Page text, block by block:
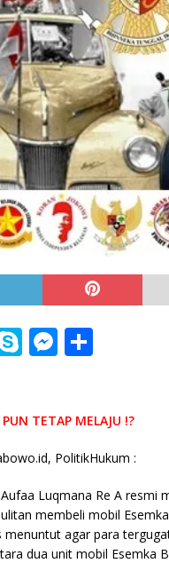
“RELAWAN
“KAMI AKAN MUSNAHKAN
S
p
e
M
e
n
g
e
r
e
PUN TETAP MELAJU !?
PolitikHukum :
Luqmana Re A resmi
membeli mobil
agar para
dua unit mobil Esemka